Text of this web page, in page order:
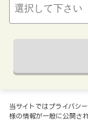
当サイトではプライバシ
様の情報が一般に公開さ